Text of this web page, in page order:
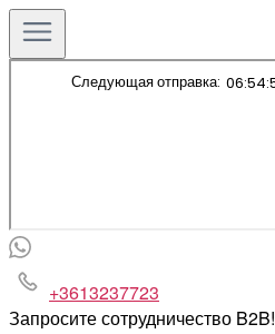
+3613237723
Запросите сотрудничество B2B!